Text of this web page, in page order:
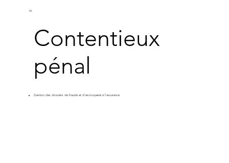
05
Contentieux
pénal
Gestion des dossiers de fraude et d'escroquerie à l'assurance